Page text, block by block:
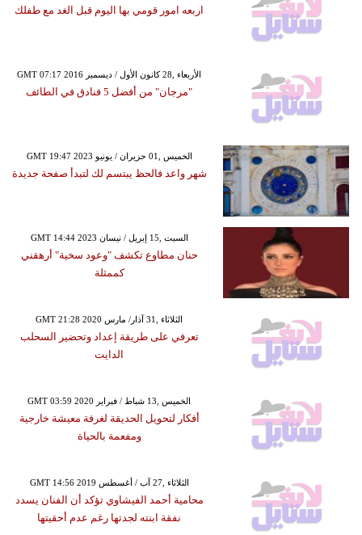
اربعه امور قومي بها اليوم قبل الغد مع طفلك
GMT 07:17 2016 الأربعاء ,28 كانون الأول / ديسمبر
"مرجان" من أفضل 5 فنادق في الطائف
GMT 19:47 2023 الخميس ,01 حزيران / يونيو
شهر واعد فالحظ يبتسم لك لتبدأ صفحة جديدة
GMT 14:44 2023 السبت ,15 إبريل / نيسان
حنان مطاوع تكشف "وعود سخية" أرهقني
كممثلة
GMT 21:28 2020 الثلاثاء ,31 آذار/ مارس
تعرفي على طريقة إعداد وتحضير السحلب
الدايت
GMT 03:59 2020 الخميس ,13 شباط / فبراير
أفكار لتحويل الحديقة لغرفة معيشة خارجية
ومفعمة بالحياة
GMT 14:56 2019 الثلاثاء ,27 آب / أغسطس
محامية أحمد الفيشاوي تؤكد أن الفنان يسدد
نفقة ابنته لجدتها رغم عدم أحقيتها